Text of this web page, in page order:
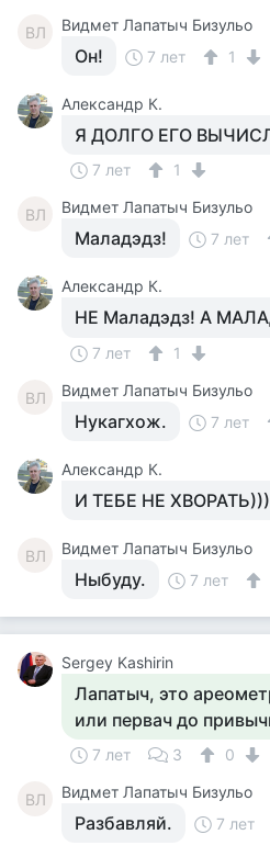
ВЛ Видмет Лапатыч Бизульо
Он! 7 лет 1
Александр К.
Я ДОЛГО ЕГО
7 лет 1
ВЛ Видмет Лапатыч Бизульо
Маладэдз! 7 лет
Александр К.
НЕ Маладэдз! А
7 лет 1
ВЛ Видмет Лапатыч Бизульо
Нукагхож. 7 лет
Александр К.
И ТЕБЕ НЕ ХВОРАТЬ)))
ВЛ Видмет Лапатыч Бизульо
Ныбуду. 7 лет
Sergey Kashirin
Лапатыч, это
или первач до
7 лет 3 0
ВЛ Видмет Лапатыч Бизульо
Разбавляй. 7 лет